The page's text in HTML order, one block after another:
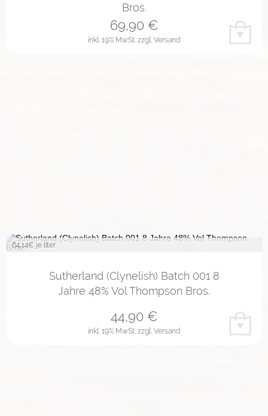
Bros.
inkl. 19% MwSt. zzgl. Versand
69,90€
64,14€ je liter
Sutherland (Clynelish) Batch 001 8
Jahre 48% Vol Thompson Bros.
inkl. 19% MwSt. zzgl. Versand
44,90€